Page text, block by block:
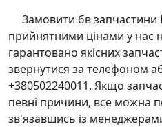
Замовити бв запчастини
прийнятними цінами у нас
гарантовано якісних
звернутися за телефоном
+380502240011. Якщо
певні причини, все можна
зв'язавшись із